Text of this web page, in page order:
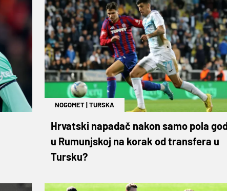
NOGOMET|TURSKA
Hrvatski napadač nakon samo pola
u Rumunjskoj na korak od transfera u
Tursku?